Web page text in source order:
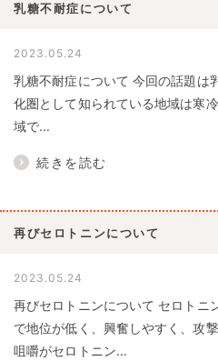
乳糖不耐症について
2023.05.24
乳糖不耐症について 今回の話題は
化圏として知られている地域は寒
域で...
続きを読む
再びセロトニンについて
2023.05.24
再びセロトニンについて セロトニ
で地位が低く、興奮しやすく、攻
咀嚼がセロトニン...